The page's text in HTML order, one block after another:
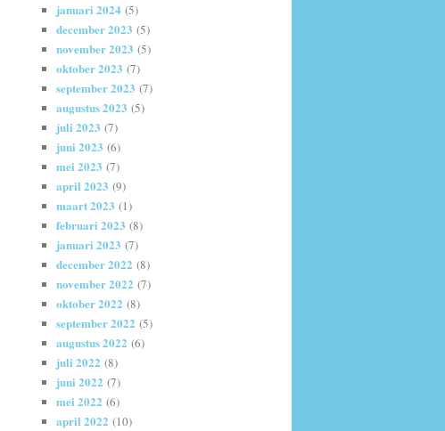
januari 2024 (5)
december 2023 (5)
november 2023 (5)
oktober 2023 (7)
september 2023 (7)
augustus 2023 (5)
juli 2023 (7)
juni 2023 (6)
mei 2023 (7)
april 2023 (9)
maart 2023 (1)
februari 2023 (8)
januari 2023 (7)
december 2022 (8)
november 2022 (7)
oktober 2022 (8)
september 2022 (5)
augustus 2022 (6)
juli 2022 (8)
juni 2022 (7)
mei 2022 (6)
april 2022 (10)